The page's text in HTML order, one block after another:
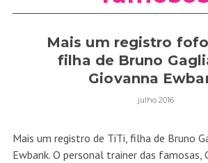
Mais um registro
filha de Bruno
Giovanna
julho 2016
Mais um registro de TiTi, filha de Bruno
Ewbank. O personal trainer das famosas,